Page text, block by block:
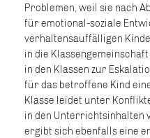
Problemen, weil sie nach
für emotional-soziale
verhaltensauffälligen
in die
in den Klassen zur
für das betroffene Kind
Klasse leidet unter
in den Unterrichtsinhalten
ergibt sich ebenfalls eine